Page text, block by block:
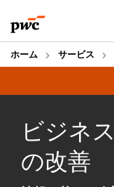
to
content
to
footer
ホーム サービス
ビジネ
の改善